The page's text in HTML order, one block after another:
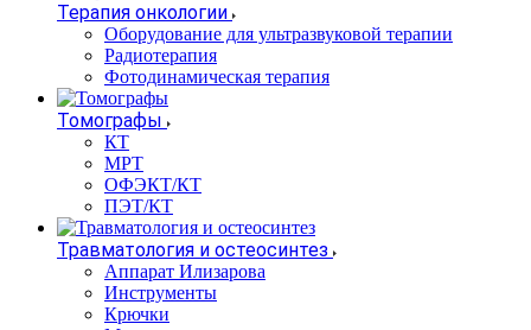
Терапия онкологии
Оборудование для ультразвуковой терапии
Радиотерапия
Фотодинамическая терапия
Томографы
КТ
МРТ
ОФЭКТ/КТ
ПЭТ/КТ
Травматология и остеосинтез
Аппарат Илизарова
Инструменты
Крючки